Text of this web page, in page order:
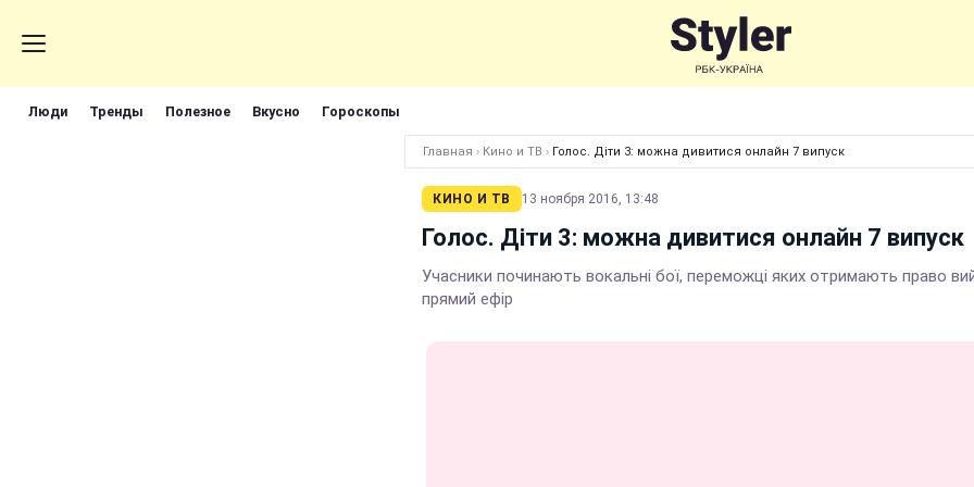
Люди Тренды Полезное Вкусно Гороскопы
Главная › Кино и ТВ › Голос. Діти 3: можна дивитися онлайн 7 випуск
КИНО И ТВ 13 ноября 2016, 13:48
Голос. Діти 3: можна дивитися онлайн 7 випуск
Учасники починають вокальні бої, переможці яких отримають право
прямий ефір